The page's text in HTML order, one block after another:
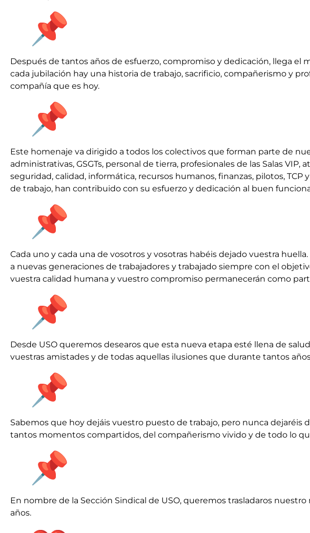
Después de tantos años de esfuerzo, compromiso y dedicación, llega
cada jubilación hay una historia de trabajo, sacrificio, compañerismo y
compañía que es hoy.
Este homenaje va dirigido a todos los colectivos que forman parte de
administrativas, GSGTs, personal de tierra, profesionales de las Salas
seguridad, calidad, informática, recursos humanos, finanzas, pilotos,
de trabajo, han contribuido con su esfuerzo y dedicación al buen
Cada uno y cada una de vosotros y vosotras habéis dejado vuestra
a nuevas generaciones de trabajadores y trabajado siempre con el
vuestra calidad humana y vuestro compromiso permanecerán como
Desde USO queremos desearos que esta nueva etapa esté llena de
vuestras amistades y de todas aquellas ilusiones que durante tantos
Sabemos que hoy dejáis vuestro puesto de trabajo, pero nunca
tantos momentos compartidos, del compañerismo vivido y de todo lo
En nombre de la Sección Sindical de USO, queremos trasladaros
años.